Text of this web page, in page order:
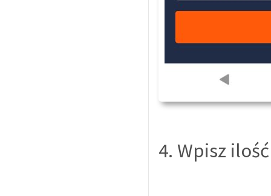
4. Wpisz